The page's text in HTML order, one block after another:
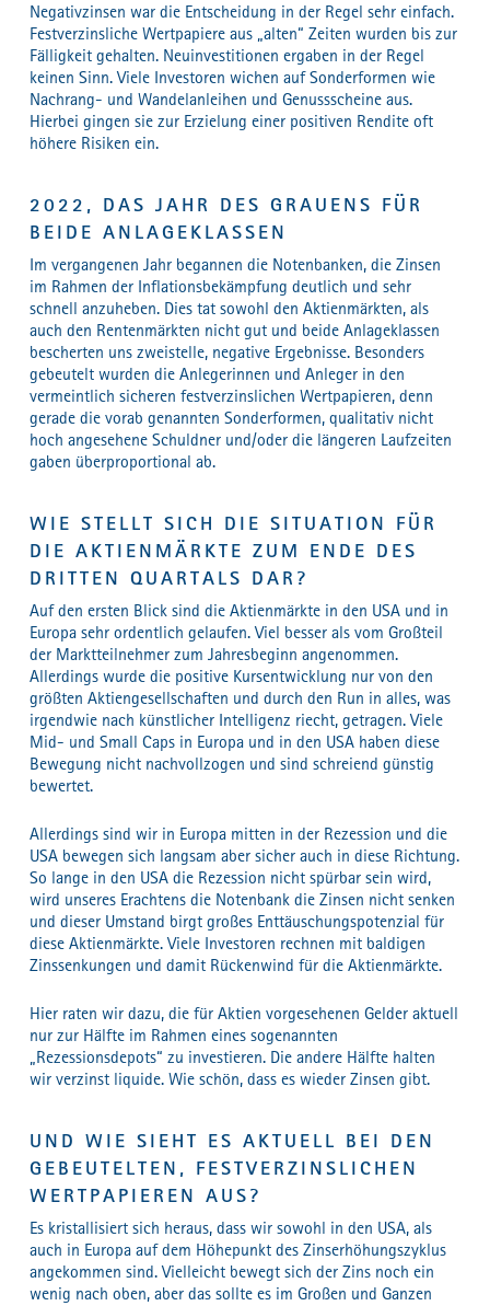
Negativzinsen war die Entscheidung in der Regel sehr einfach.
Festverzinsliche Wertpapiere aus „alten“ Zeiten wurden bis zur
Fälligkeit gehalten. Neuinvestitionen ergaben in der Regel
keinen Sinn. Viele Investoren wichen auf Sonderformen wie
Nachrang- und Wandelanleihen und Genussscheine aus.
Hierbei gingen sie zur Erzielung einer positiven Rendite oft
höhere Risiken ein.
2022, DAS JAHR DES GRAUENS FÜR
BEIDE ANLAGEKLASSEN
Im vergangenen Jahr begannen die Notenbanken, die Zinsen
im Rahmen der Inflationsbekämpfung deutlich und sehr
schnell anzuheben. Dies tat sowohl den Aktienmärkten, als
auch den Rentenmärkten nicht gut und beide Anlageklassen
bescherten uns zweistelle, negative Ergebnisse. Besonders
gebeutelt wurden die Anlegerinnen und Anleger in den
vermeintlich sicheren festverzinslichen Wertpapieren, denn
gerade die vorab genannten Sonderformen, qualitativ nicht
hoch angesehene Schuldner und/oder die längeren Laufzeiten
gaben überproportional ab.
WIE STELLT SICH DIE SITUATION FÜR
DIE AKTIENMÄRKTE ZUM ENDE DES
DRITTEN QUARTALS DAR?
Auf den ersten Blick sind die Aktienmärkte in den USA und in
Europa sehr ordentlich gelaufen. Viel besser als vom Großteil
der Marktteilnehmer zum Jahresbeginn angenommen.
Allerdings wurde die positive Kursentwicklung nur von den
größten Aktiengesellschaften und durch den Run in alles, was
irgendwie nach künstlicher Intelligenz riecht, getragen. Viele
Mid- und Small Caps in Europa und in den USA haben diese
Bewegung nicht nachvollzogen und sind schreiend günstig
bewertet.
Allerdings sind wir in Europa mitten in der Rezession und die
USA bewegen sich langsam aber sicher auch in diese Richtung.
So lange in den USA die Rezession nicht spürbar sein wird,
wird unseres Erachtens die Notenbank die Zinsen nicht senken
und dieser Umstand birgt großes Enttäuschungspotenzial für
diese Aktienmärkte. Viele Investoren rechnen mit baldigen
Zinssenkungen und damit Rückenwind für die Aktienmärkte.
Hier raten wir dazu, die für Aktien vorgesehenen Gelder aktuell
nur zur Hälfte im Rahmen eines sogenannten
„Rezessionsdepots“ zu investieren. Die andere Hälfte halten
wir verzinst liquide. Wie schön, dass es wieder Zinsen gibt.
UND WIE SIEHT ES AKTUELL BEI DEN
GEBEUTELTEN, FESTVERZINSLICHEN
WERTPAPIEREN AUS?
Es kristallisiert sich heraus, dass wir sowohl in den USA, als
auch in Europa auf dem Höhepunkt des Zinserhöhungszyklus
angekommen sind. Vielleicht bewegt sich der Zins noch ein
wenig nach oben, aber das sollte es im Großen und Ganzen